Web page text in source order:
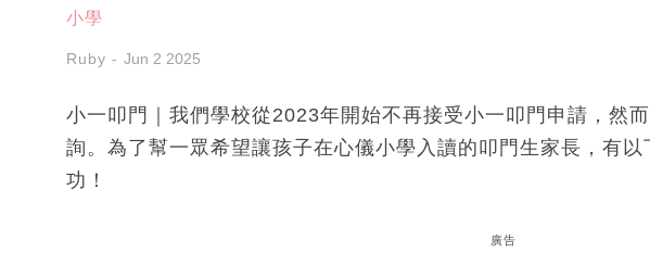
小學
Ruby Jun 2 2025
小一叩門｜我們學校從2023年開始不再接受小一叩門申請，然
詢。為了幫一眾希望讓孩子在心儀小學入讀的叩門生家長，有
功！
廣告